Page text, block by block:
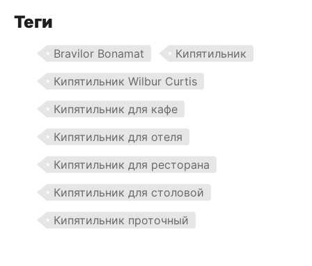
Теги
Bravilor Bonamat
Кипятильник
Кипятильник Wilbur Curtis
Кипятильник для кафе
Кипятильник для отеля
Кипятильник для ресторана
Кипятильник для столовой
Кипятильник проточный